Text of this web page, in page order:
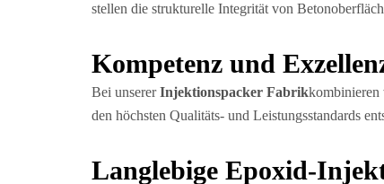
stellen die strukturelle Integrität von
Kompetenz und
Bei unsererInjektionspacker Fabrikkombinieren
den höchsten Qualitäts- und Leistungsstandards
Langlebige Epoxid-